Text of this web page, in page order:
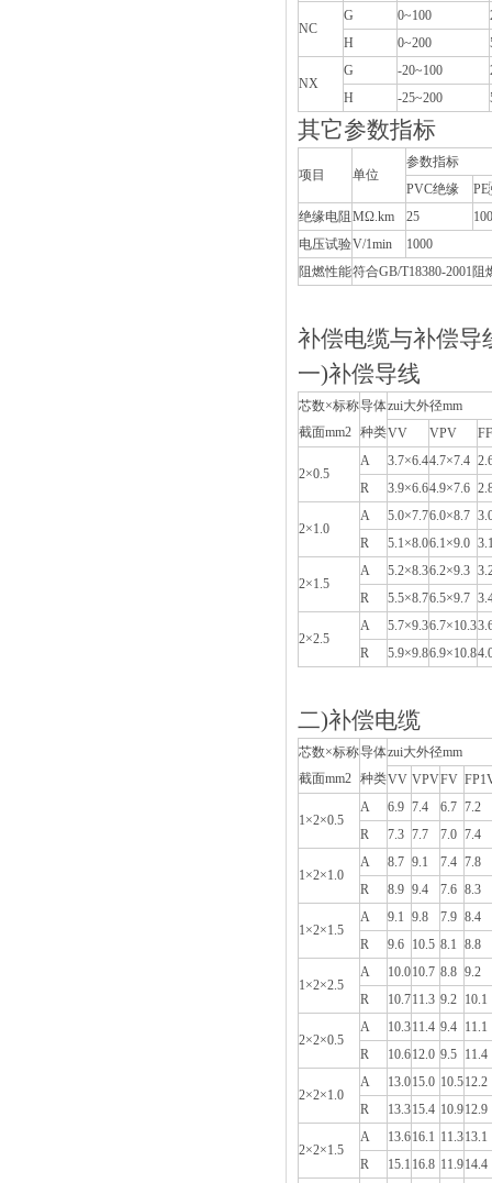
NC
G 0~100
H
0~200
NX
G -20~100
H
-25~200
其它参数指标
项目 单位
参数指标
PVC绝缘
绝缘电阻 MΩ.km 25
100
电压试验V/1min
1000
阻燃性能符合GB/T18380-2001
补偿电缆与补偿导
一)补偿导线
芯数×标称
截面mm2
导体
种类
zui大外径mm
VV
VPV FF
2×0.5
A 3.7×6.44.7×7.4
R
3.9×6.64.9×7.6
2×1.0
A 5.0×7.76.0×8.7
R
5.1×8.06.1×9.0
2×1.5
A 5.2×8.36.2×9.3
R
5.5×8.76.5×9.7
2×2.5
A 5.7×9.36.7×10.3
R
5.9×9.86.9×10.8
二)补偿电缆
芯数×标称
截面mm2
导体
种类
zui大外径mm
VV VPVFV
1×2×0.5
A 6.9 7.4 6.7 7.2
R
7.3 7.7 7.0 7.4
1×2×1.0
A 8.7 9.1 7.4 7.8
R
8.9 9.4 7.6 8.3
1×2×1.5
A 9.1 9.8 7.9 8.4
R
9.6 10.5 8.1 8.8
1×2×2.5
A 10.010.7 8.8 9.2
R
10.711.3 9.2 10.1
2×2×0.5
A 10.311.4 9.4 11.1
R
10.612.0 9.5 11.4
2×2×1.0
A 13.015.0 10.512.2
R
13.315.4 10.912.9
2×2×1.5
A 13.616.1 11.313.1
R
15.1 16.8 11.914.4